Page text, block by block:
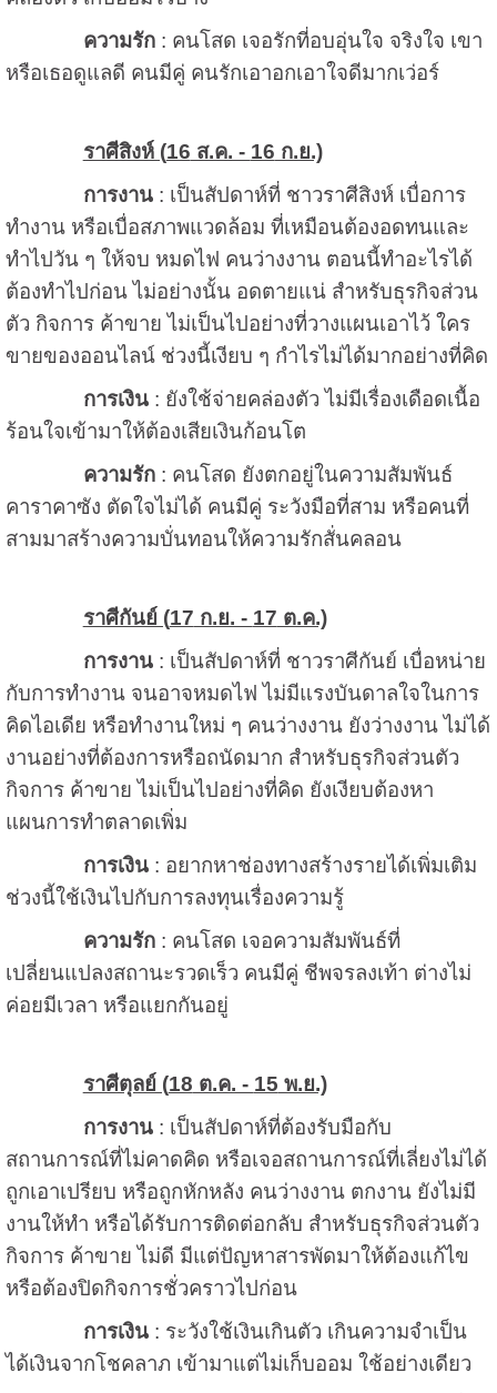
ความรัก: คนโสด เจอรักที่อบอุ่นใจ จริงใจ เขา
หรือเธอดูแลดี คนมีคู่ คนรักเอาอกเอาใจดีมากเว่อร์
ราศีสิงห์ (16 ส.ค. - 16 ก.ย.)
การงาน : เป็นสัปดาห์ที่ ชาวราศีสิงห์ เบื่อการ
ทำงาน หรือเบื่อสภาพแวดล้อม ที่เหมือนต้องอดทนและ
ทำไปวัน ๆ ให้จบ หมดไฟ คนว่างงาน ตอนนี้ทำอะไรได้
ต้องทำไปก่อน ไม่อย่างนั้น อดตายแน่ สำหรับธุรกิจส่วน
ตัว กิจการ ค้าขาย ไม่เป็นไปอย่างที่วางแผนเอาไว้ ใคร
ขายของออนไลน์ ช่วงนี้เงียบ ๆ กำไรไม่ได้มากอย่างที่คิด
การเงิน: ยังใช้จ่ายคล่องตัว ไม่มีเรื่องเดือดเนื้อ
ร้อนใจเข้ามาให้ต้องเสียเงินก้อนโต
ความรัก: คนโสด ยังตกอยู่ในความสัมพันธ์
คาราคาซัง ตัดใจไม่ได้ คนมีคู่ ระวังมือที่สาม หรือคนที่
สามมาสร้างความบั่นทอนให้ความรักสั่นคลอน
ราศีกันย์ (17 ก.ย. - 17 ต.ค.)
การงาน: เป็นสัปดาห์ที่ ชาวราศีกันย์ เบื่อหน่าย
กับการทำงาน จนอาจหมดไฟ ไม่มีแรงบันดาลใจในการ
คิดไอเดีย หรือทำงานใหม่ ๆ คนว่างงาน ยังว่างงาน ไม่ได้
งานอย่างที่ต้องการหรือถนัดมาก สำหรับธุรกิจส่วนตัว
กิจการ ค้าขาย ไม่เป็นไปอย่างที่คิด ยังเงียบต้องหา
แผนการทำตลาดเพิ่ม
การเงิน: อยากหาช่องทางสร้างรายได้เพิ่มเติม
ช่วงนี้ใช้เงินไปกับการลงทุนเรื่องความรู้
ความรัก: คนโสด เจอความสัมพันธ์ที่
เปลี่ยนแปลงสถานะรวดเร็ว คนมีคู่ ชีพจรลงเท้า ต่างไม่
ค่อยมีเวลา หรือแยกกันอยู่
ราศีตุลย์ (18 ต.ค. - 15 พ.ย.)
การงาน: เป็นสัปดาห์ที่ต้องรับมือกับ
สถานการณ์ที่ไม่คาดคิด หรือเจอสถานการณ์ที่เลี่ยงไม่ได้
ถูกเอาเปรียบ หรือถูกหักหลัง คนว่างงาน ตกงาน ยังไม่มี
งานให้ทำ หรือได้รับการติดต่อกลับ สำหรับธุรกิจส่วนตัว
กิจการ ค้าขาย ไม่ดี มีแต่ปัญหาสารพัดมาให้ต้องแก้ไข
หรือต้องปิดกิจการชั่วคราวไปก่อน
การเงิน: ระวังใช้เงินเกินตัว เกินความจำเป็น
ได้เงินจากโชคลาภ เข้ามาแต่ไม่เก็บออม ใช้อย่างเดียว